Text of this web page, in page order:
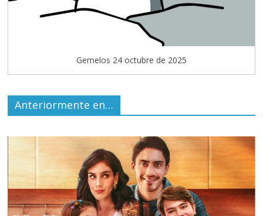
Gemelos 24 octubre de 2025
Anteriormente en…